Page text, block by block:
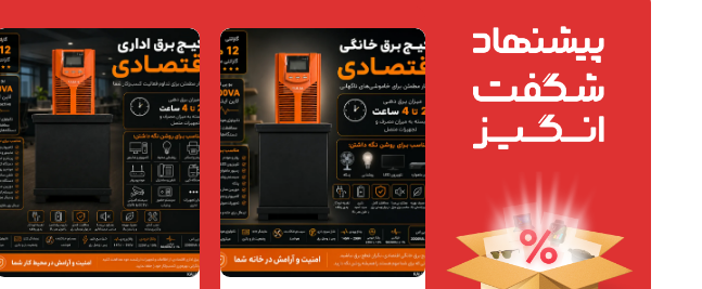
افزودن
به
علاقه
مندی
ها
+
افزودن
به
علاقه
مندی
ها
+
افزودن
به
علاقه
+